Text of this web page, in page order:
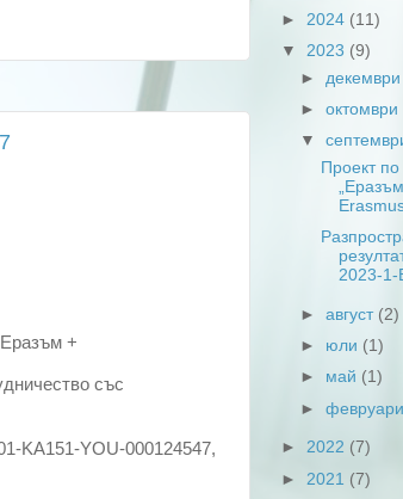
+
със
KA151-YOU-000124547,
► 2024 (11)
▼ 2023 (9)
►декември
►октомври
▼
Проект
2023-1-
►август (2)
► юли (1)
► май (1)
►февруари
► 2022 (7)
► 2021 (7)